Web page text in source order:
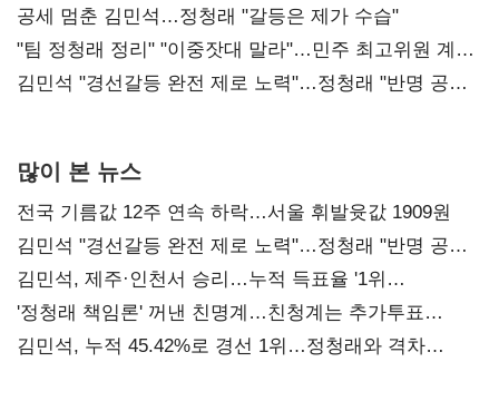
공세 멈춘 김민석…정청래 "갈등은 제가 수습"
"팀 정청래 정리" "이중잣대 말라"…민주 최고위원 계파
다툼 격화
김민석 "경선갈등 완전 제로 노력"…정청래 "반명 공세
많이 본 뉴스
전국 기름값 12주 연속 하락…서울 휘발윳값 1909원
김민석 "경선갈등 완전 제로 노력"…정청래 "반명 공세
사과부터"
김민석, 제주·인천서 승리…누적 득표율 '1위
탈환'(종합)
'정청래 책임론' 꺼낸 친명계…친청계는 추가투표
때리기
김민석, 누적 45.42%로 경선 1위…정청래와 격차